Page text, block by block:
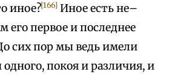
иное?[166] Иное есть не–
его первое и последнее
сих пор мы ведь имели
покоя и различия, и